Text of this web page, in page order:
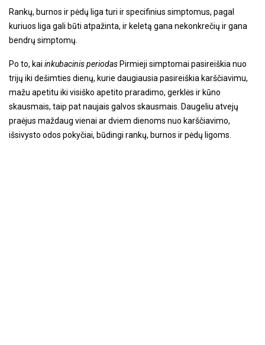
Rankų, burnos ir pėdų liga turi ir specifinius simptomus, pagal
kuriuos liga gali būti atpažinta, ir keletą gana nekonkrečių ir gana
bendrų simptomų.
Po to, kai inkubacinis periodas Pirmieji simptomai pasireiškia nuo
trijų iki dešimties dienų, kurie daugiausia pasireiškia karščiavimu,
mažu apetitu iki visiško apetito praradimo, gerklės ir kūno
skausmais, taip pat naujais galvos skausmais. Daugeliu atvejų
praėjus maždaug vienai ar dviem dienoms nuo karščiavimo,
išsivysto odos pokyčiai, būdingi rankų, burnos ir pėdų ligoms.